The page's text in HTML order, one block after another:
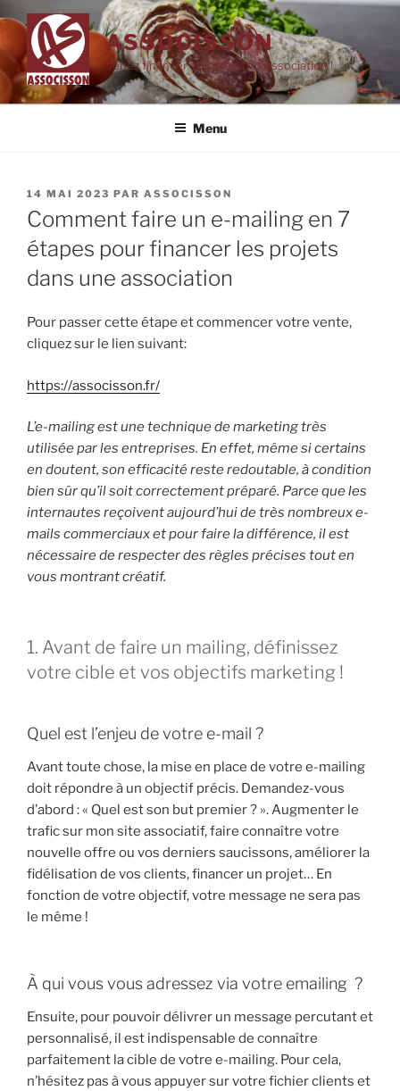
Aller
au
contenu
principal
ASSOCISSON
Venez financer vos projets d'Association !
Menu
PUBLIÉ
LE
14 MAI 2023 PAR ASSOCISSON
Comment faire un e-mailing en 7
étapes pour financer les projets
dans une association
Pour passer cette étape et commencer votre vente,
cliquez sur le lien suivant:
https://associsson.fr/
L’e-mailing est une technique de marketing très
utilisée par les entreprises. En effet, même si certains
en doutent, son efficacité reste redoutable, à condition
bien sûr qu’il soit correctement préparé. Parce que les
internautes reçoivent aujourd’hui de très nombreux e-
mails commerciaux et pour faire la différence, il est
nécessaire de respecter des règles précises tout en
vous montrant créatif.
1. Avant de faire un mailing, définissez
votre cible et vos objectifs marketing !
Quel est l’enjeu de votre e-mail ?
Avant toute chose, la mise en place de votre e-mailing
doit répondre à un objectif précis. Demandez-vous
d’abord : « Quel est son but premier ? ». Augmenter le
trafic sur mon site associatif, faire connaître votre
nouvelle offre ou vos derniers saucissons, améliorer la
fidélisation de vos clients, financer un projet… En
fonction de votre objectif, votre message ne sera pas
le même !
À qui vous vous adressez via votre emailing ?
Ensuite, pour pouvoir délivrer un message percutant et
personnalisé, il est indispensable de connaître
parfaitement la cible de votre e-mailing. Pour cela,
n’hésitez pas à vous appuyer sur votre fichier clients et